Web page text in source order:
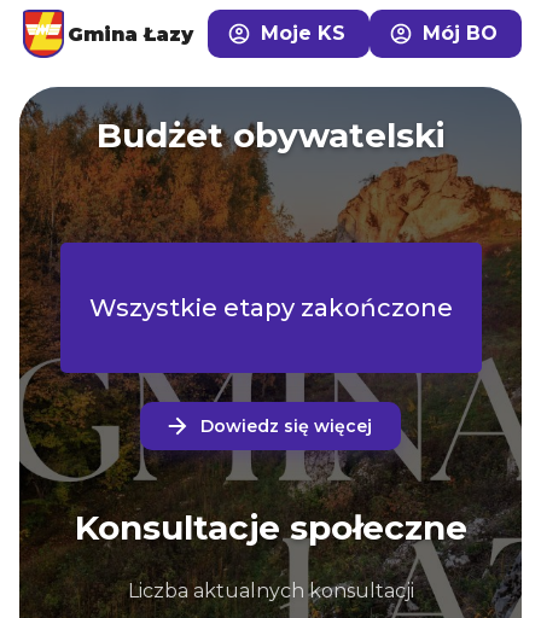
Gmina Łazy Moje KS Mój BO
Budżet obywatelski
Wszystkie etapy zakończone
Dowiedz się więcej
Konsultacje społeczne
Liczba aktualnych konsultacji